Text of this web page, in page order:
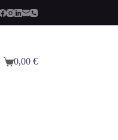
Panier
0,00 €